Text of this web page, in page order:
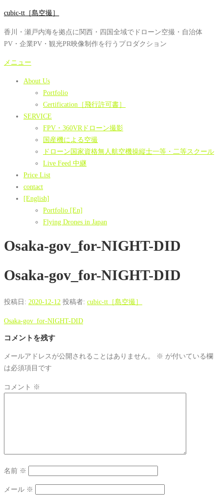
コ
テ
ン
ツ
cubic-tt［島空撮］
香川・瀬戸内海を拠点に関西・四国全域でドローン空撮・自治体
PV・企業PV・観光PR映像制作を行うプロダクション
メニュー
About Us
Portfolio
Certification［飛行許可書］
SERVICE
FPV・360VRドローン撮影
国産機による空撮
ドローン国家資格無人航空機操縦士一等・二等スクール
Live Feed 中継
Price List
contact
[English]
Portfolio [En]
Flying Drones in Japan
Osaka-gov_for-NIGHT-DID
Osaka-gov_for-NIGHT-DID
投稿日: 2020-12-12 投稿者: cubic-tt［島空撮］
Osaka-gov_for-NIGHT-DID
コメントを残す
メールアドレスが公開されることはありません。 ※ が付いている欄
は必須項目です
コメント ※
名前 ※
メール ※